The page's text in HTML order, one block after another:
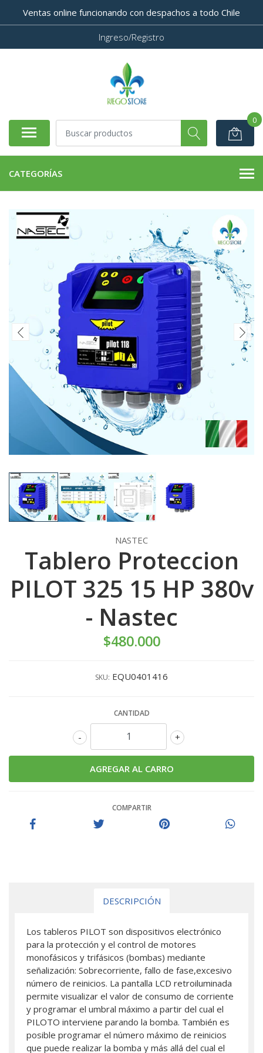
Ventas online funcionando con despachos a todo Chile
Ingreso/Registro
0
CATEGORÍAS
NASTEC
Tablero Proteccion
PILOT 325 15 HP 380v
- Nastec
$480.000
SKU: EQU0401416
CANTIDAD
+
-
COMPARTIR
DESCRIPCIÓN
Los tableros PILOT son dispositivos electrónico
para la protección y el control de motores
monofásicos y trifásicos (bombas) mediante
señalización: Sobrecorriente, fallo de fase,excesivo
número de reinicios. La pantalla LCD retroiluminada
permite visualizar el valor de consumo de corriente
y programar el umbral máximo a partir del cual el
PILOTO interviene parando la bomba. También es
posible programar el número máximo de reinicios
que puede realizar la bomba y más allá del cual el